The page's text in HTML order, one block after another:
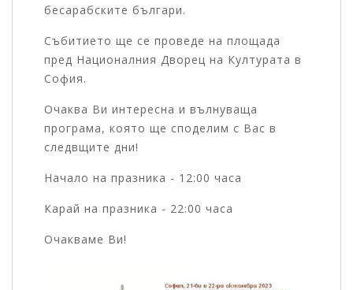
бесарабските българи.
Събитието ще се проведе на площада
пред Националния Дворец на Културата в
София.
Очаква Ви интересна и вълнуваща
програма, която ще споделим с Вас в
следвщите дни!
Начало на празника - 12:00 часа
Карай на празника - 22:00 часа
Очакваме Ви!